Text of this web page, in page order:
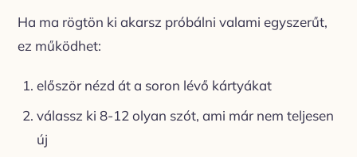
Ha ma rögtön ki akarsz próbálni valami egyszerűt,
ez működhet:
először nézd át a soron lévő kártyákat
válassz ki 8-12 olyan szót, ami már nem teljesen
új